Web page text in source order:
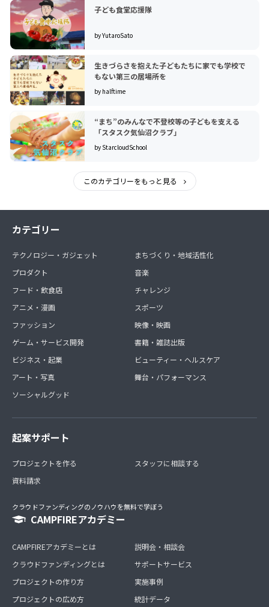
子ども食堂応援隊
by YutaroSato
生きづらさを抱えた子どもたちに家でも学校で
もない第三の居場所を
by halftime
“まち”のみんなで不登校等の子どもを支える
「スタスク気仙沼クラブ」
by StarcloudSchool
このカテゴリーをもっと見る
カテゴリー
テクノロジー・ガジェット
プロダクト
フード・飲食店
アニメ・漫画
ファッション
ゲーム・サービス開発
ビジネス・起業
アート・写真
ソーシャルグッド
まちづくり・地域活性化
音楽
チャレンジ
スポーツ
映像・映画
書籍・雑誌出版
ビューティー・ヘルスケア
舞台・パフォーマンス
起案サポート
プロジェクトを作る
資料請求
スタッフに相談する
クラウドファンディングのノウハウを無料で学ぼう
CAMPFIREアカデミー
CAMPFIREアカデミーとは
クラウドファンディングとは
プロジェクトの作り方
プロジェクトの広め方
説明会・相談会
サポートサービス
実施事例
統計データ